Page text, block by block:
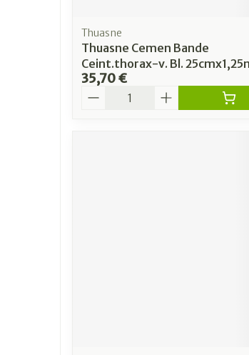
Thuasne
Thuasne Cemen Bande
Ceint.thorax-v. Bl.
35,70 €
Quantité